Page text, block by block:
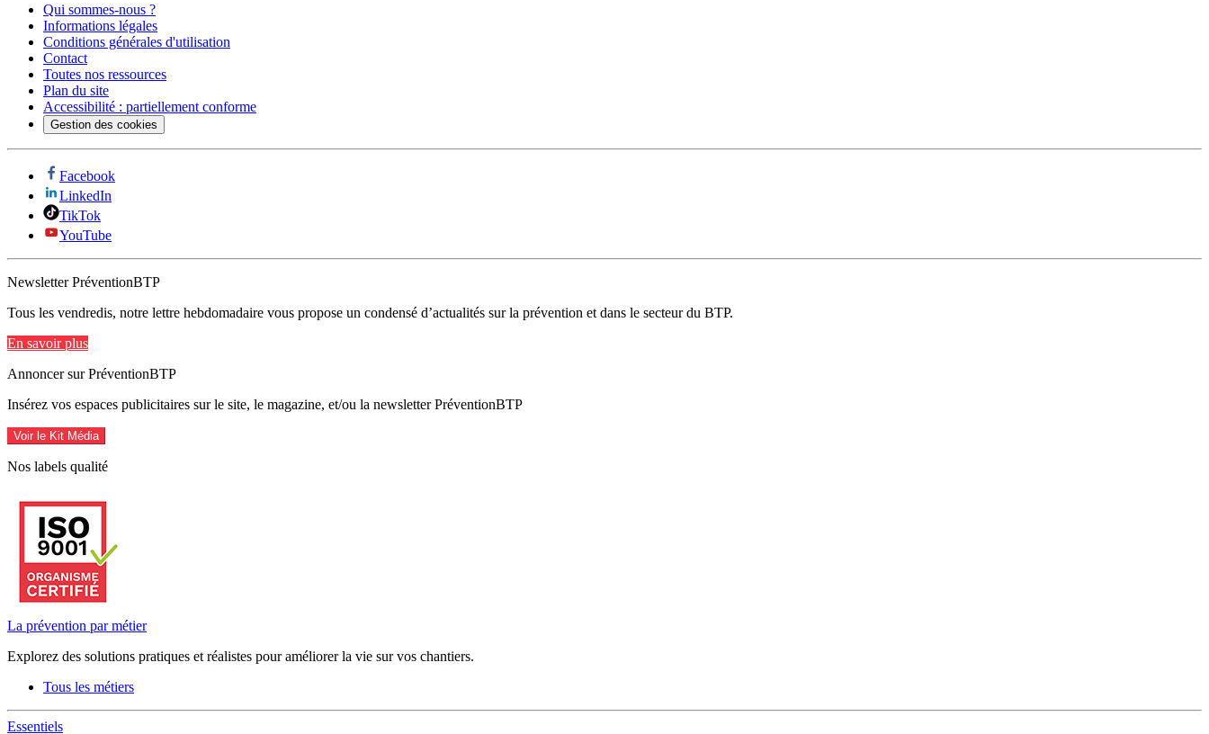
Qui sommes-nous ?
Informations légales
Conditions générales d'utilisation
Contact
Toutes nos ressources
Plan du site
Accessibilité : partiellement conforme
Gestion des cookies
Facebook
LinkedIn
TikTok
YouTube
Newsletter PréventionBTP
Tous les vendredis, notre lettre hebdomadaire vous propose un condensé d’actualités sur la prévention et dans le secteur du BTP.
En savoir plus
Annoncer sur PréventionBTP
Insérez vos espaces publicitaires sur le site, le magazine, et/ou la newsletter PréventionBTP
Voir le Kit Média
Nos labels qualité
La prévention par métier
Explorez des solutions pratiques et réalistes pour améliorer la vie sur vos chantiers.
Tous les métiers
Essentiels